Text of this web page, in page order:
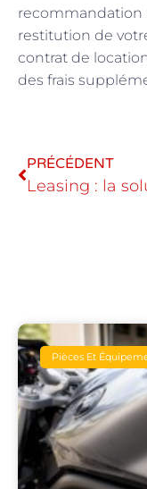
recommandation
restitution de
contrat de
des frais
PRÉCÉDENT
Pièces Et